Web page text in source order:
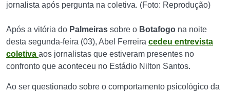
jornalista após pergunta na coletiva. (Foto: Reprodução)
Após a vitória do Palmeiras sobre o Botafogo na noite
desta segunda-feira (03), Abel Ferreira cedeu entrevista
coletiva aos jornalistas que estiveram presentes no
confronto que aconteceu no Estádio Nilton Santos.
Ao ser questionado sobre o comportamento psicológico da